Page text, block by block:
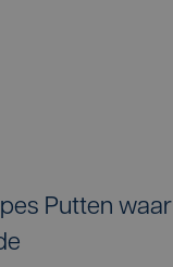
Putten waar